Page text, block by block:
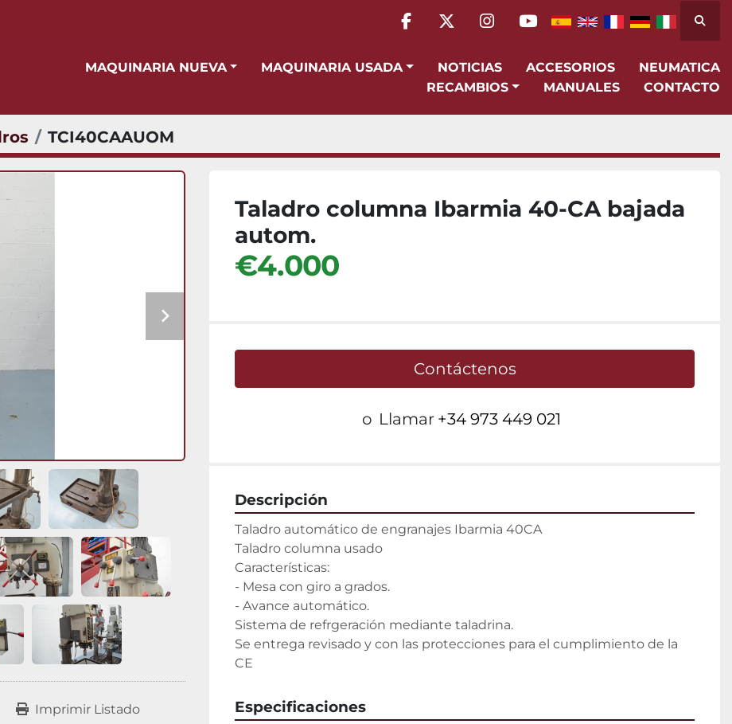
facebook
twitterinstagram
youtube
MAQUINARIA NUEVA MAQUINARIA USADA NOTICIAS ACCESORIOS
NEUMATICA
RECAMBIOS
MANUALES CONTACTO
TCI40CAAUOM
Imprimir Listado
Taladro columna Ibarmia 40-CA bajada
autom.
€4.000
Contáctenos
o Llamar +34 973 449 021
Descripción
Taladro automático de engranajes Ibarmia 40CA
Taladro columna usado
Características:
- Mesa con giro a grados.
- Avance automático.
Sistema de refrgeración mediante taladrina.
Se entrega revisado y con las protecciones para el cumplimiento de la
CE
Especificaciones